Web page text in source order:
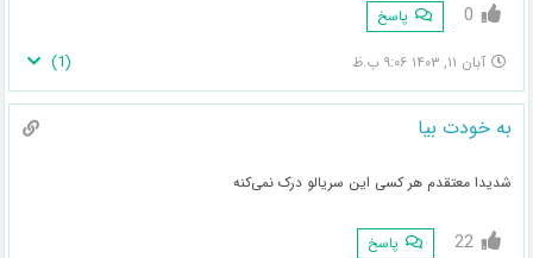
0 پاسخ
آبان ۱۱, ۱۴۰۳ ۹:۰۶ ب.ظ (
1
)
به خودت بیا
شدیدا معتقدم هر کسی این سریالو درک نمی‌کنه
22 پاسخ